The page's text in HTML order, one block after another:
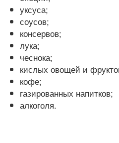
уксуса;
соусов;
консервов;
лука;
чеснока;
кислых овощей и
кофе;
газированных напитков;
алкоголя.